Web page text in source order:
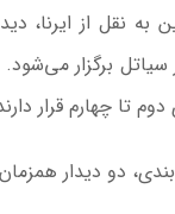
تا چهارم قرار
دو دیدار